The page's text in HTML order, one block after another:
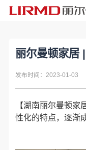
丽尔曼顿家居
发布时间：2023-01-03
【湖南丽尔曼顿家
性化的特点，逐渐